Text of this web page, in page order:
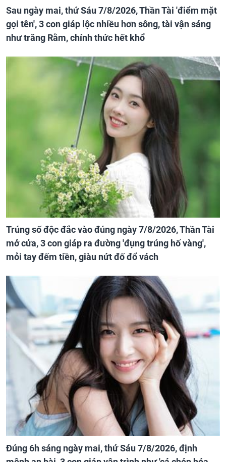
Sau ngày mai, thứ Sáu 7/8/2026, Thần Tài 'điểm mặt
gọi tên', 3 con giáp lộc nhiều hơn sông, tài vận sáng
như trăng Rằm, chính thức hết khổ
Trúng số độc đắc vào đúng ngày 7/8/2026, Thần Tài
mở cửa, 3 con giáp ra đường 'đụng trúng hố vàng',
mỏi tay đếm tiền, giàu nứt đố đổ vách
Đúng 6h sáng ngày mai, thứ Sáu 7/8/2026, định